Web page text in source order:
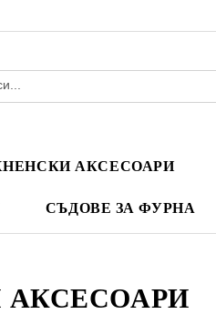
АКСЕСОАРИ
СЪДОВЕ ЗА ФУРНА
АКСЕСОАРИ